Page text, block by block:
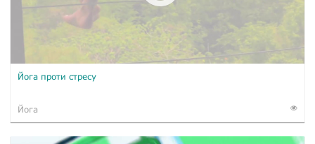
Йога проти стресу
Йога